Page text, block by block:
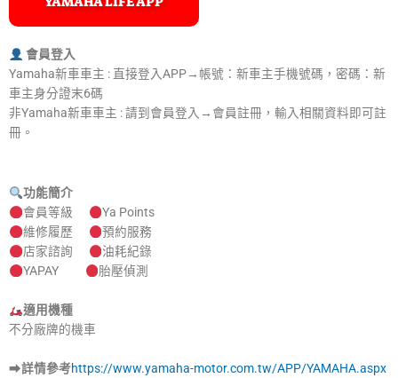
會員登入
Yamaha新車車主 : 直接登入APP→帳號：新車主手機號碼，密碼：新
車主身分證末6碼
非Yamaha新車車主 : 請到會員登入→會員註冊，輸入相關資料即可註
冊。
功能簡介
會員等級
Ya Points
維修履歷
預約服務
店家諮詢
油耗紀錄
YAPAY
胎壓偵測
適用機種
不分廠牌的機車
➡詳情參考https://www.yamaha-motor.com.tw/APP/YAMAHA.aspx